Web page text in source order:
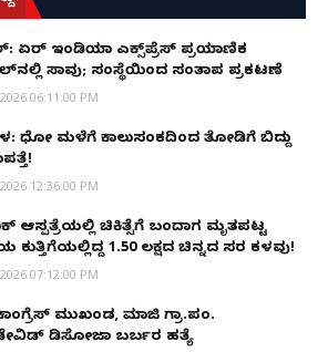
ಏರ್ ಇಂಡಿಯಾ ಎಕ್ಸ್‌ಪ್ರೆಸ್ ಪ್ರಯಾಣಿಕ
ಸಾವು; ಸಂಸ್ಥೆಯಿಂದ ಸಂತಾಪ ಪ್ರಕಟಣೆ
06:11:00 PM
ಧೋ ಮಳೆಗೆ ಕಾಲುಸಂಕದಿಂದ ತೋಡಿಗೆ ಬಿದ್ದು
12:36:00 PM
ಆಸ್ಪತ್ರೆಯಲ್ಲಿ ಚಿಕಿತ್ಸೆಗೆ ಬಂದಾಗ ಮೃತಪಟ್ಟ
₹1.50 ಲಕ್ಷದ ಚಿನ್ನದ ಸರ ಕಳವು!
07:12:00 PM
ಮುಖಂಡ, ಮಾಜಿ ಗ್ರಾ.ಪಂ.
ಡಿಸೋಜಾ ಬರ್ಬರ ಹತ್ಯೆ